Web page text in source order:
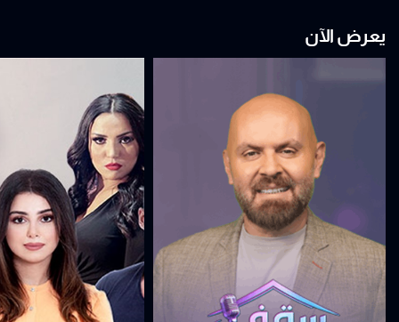
يعرض الآن